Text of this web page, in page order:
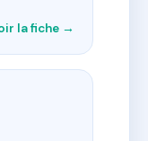
la fiche →